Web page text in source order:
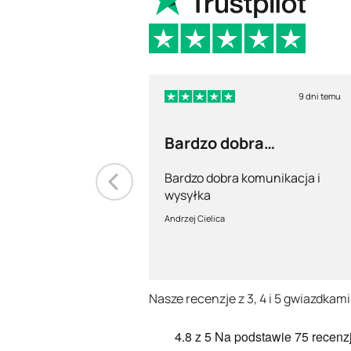
9 dni temu
Bardzo dobra
Bardzo dobra komunikacja i
wysyłka
Andrzej Cielica
Nasze recenzje z 3, 4 i 5 gwiazdkami
4.8 z 5 Na podstawie75